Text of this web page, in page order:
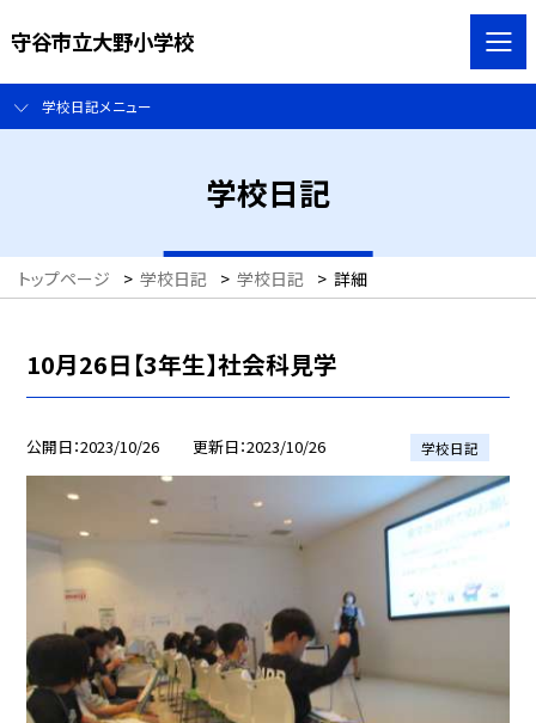
守谷市立大野小学校
学校日記メニュー
学校日記
トップページ > 学校日記 > 学校日記 > 詳細
10月26日【3年生】社会科見学
公開日 2023/10/26 更新日 2023/10/26 学校日記